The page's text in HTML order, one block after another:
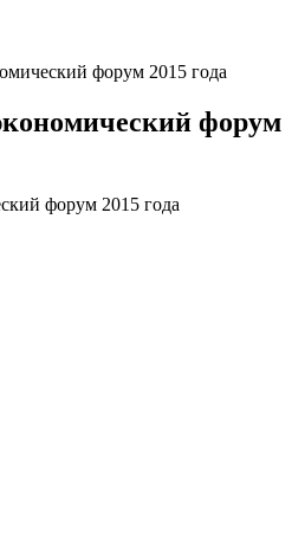
форум 2015 года
форум
форум 2015 года